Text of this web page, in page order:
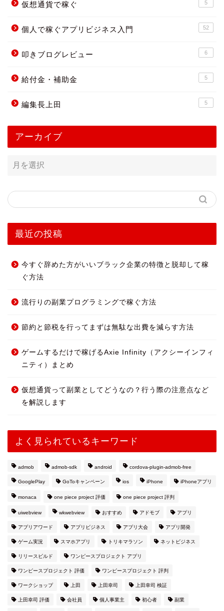
仮想通貨で稼ぐ 5
個人で稼ぐアプリビジネス入門 52
叩きブログレビュー 6
給付金・補助金 5
編集長上田 5
アーカイブ
最近の投稿
今すぐ辞めた方がいいブラック企業の特徴と脱却して稼
ぐ方法
流行りの副業プログラミングで稼ぐ方法
節約と節税を行ってまずは無駄な出費を減らす方法
ゲームするだけで稼げるAxie Infinity（アクシーインフィ
ニティ）まとめ
仮想通貨って副業としてどうなの？行う際の注意点など
を解説します
よく見られているキーワード
admob admob-sdk android cordova-plugin-admob-free
GooglePlay GoToキャンペーン ios iPhone iPhoneアプリ
monaca one piece project 評価 one piece project 評判
uiwebview wkwebview おすすめ アドモブ アプリ
アプリアワード アプリビジネス アプリ大会 アプリ開発
ゲーム実況 スマホアプリ トリキマラソン ネットビジネス
リリースビルド ワンピースプロジェクト アプリ
ワンピースプロジェクト 評価 ワンピースプロジェクト 評判
ワークショップ 上田 上田幸司 上田幸司 検証
上田幸司 評価 会社員 個人事業主 初心者 副業